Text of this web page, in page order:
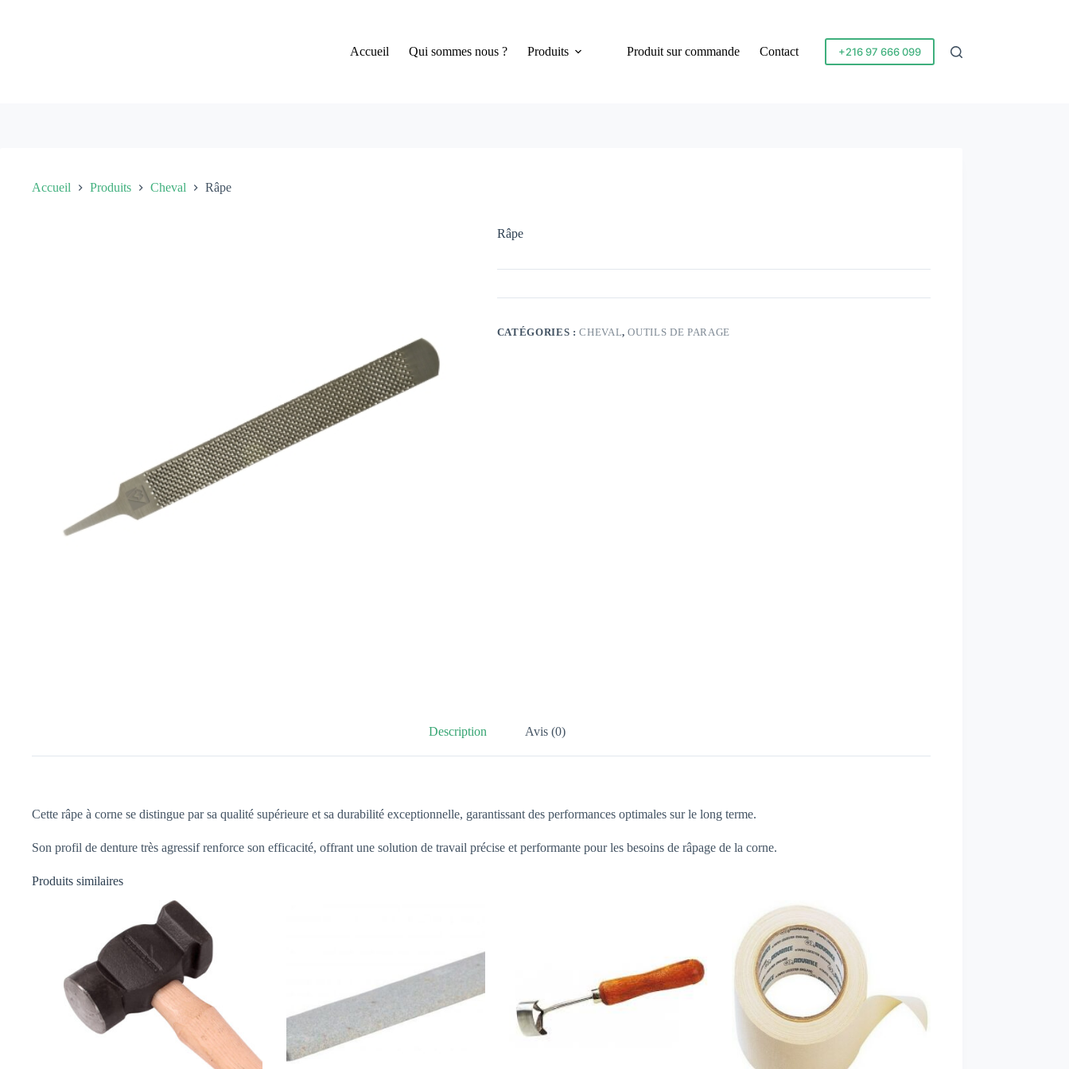
Accueil
Qui sommes nous ? Produits Produit sur commande Contact +216 97 666 099
Accueil Produits Cheval Râpe
Râpe
CATÉGORIES :CHEVAL,OUTILS DE PARAGE
Description Avis (0)
Cette râpe à corne se distingue par sa qualité supérieure et sa durabilité exceptionnelle, garantissant des performances optimales sur le long terme.
Son profil de denture très agressif renforce son efficacité, offrant une solution de travail précise et performante pour les besoins de râpage de la corne.
Produits similaires